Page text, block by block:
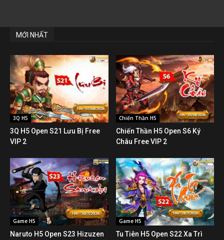
MỚI NHẤT
3Q H5
3Q H5 Open S21 Lưu Bị Free
VIP 2
Chiến Thần H5
Chiến Thần H5 Open S6 Ký
Châu Free VIP 2
Game H5
Naruto H5 Open S23 Hizuzen
Game H5
Tu Tiên H5 Open S22 Xa Trì